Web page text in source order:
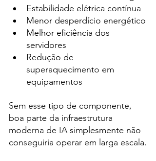
Estabilidade elétrica contínua
Menor desperdício energético
Melhor eficiência dos
servidores
Redução de
superaquecimento em
equipamentos
Sem esse tipo de componente,
boa parte da infraestrutura
moderna de IA simplesmente não
conseguiria operar em larga escala.